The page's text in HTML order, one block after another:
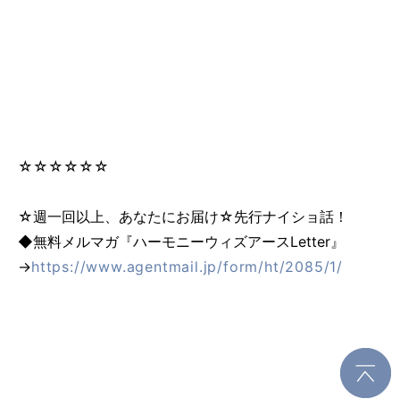
☆☆☆☆☆☆
☆週一回以上、あなたにお届け☆先行ナイショ話！
◆無料メルマガ『ハーモニーウィズアースLetter』
→https://www.agentmail.jp/form/ht/2085/1/